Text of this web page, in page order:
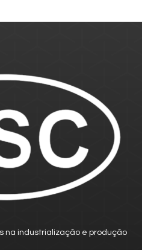
na industrialização e produção